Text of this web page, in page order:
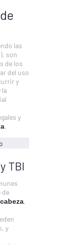
las
son
de los
del uso
y
y
.
TBI
de
,
y